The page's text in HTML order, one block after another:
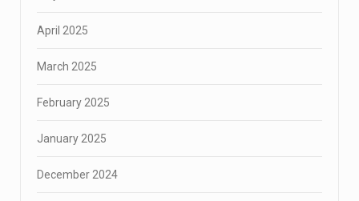
April 2025
March 2025
February 2025
January 2025
December 2024